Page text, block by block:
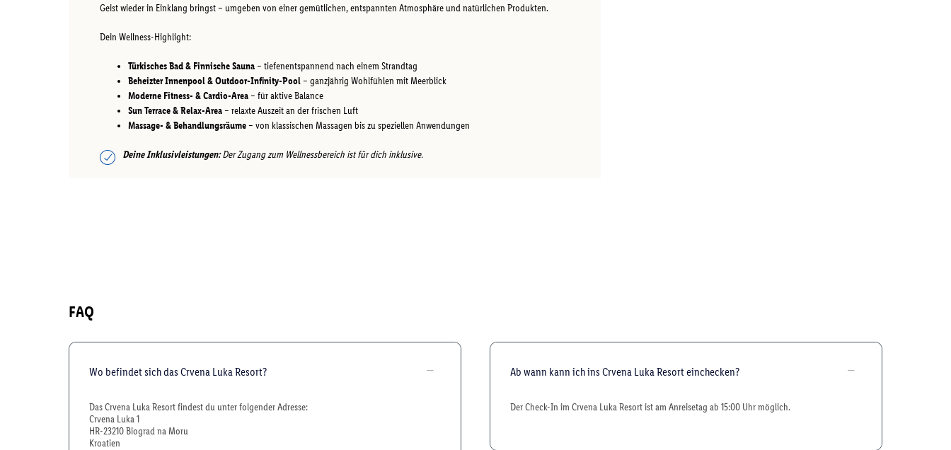
Geist wieder in Einklang bringst – umgeben von einer gemütlichen, entspannten Atmosphäre und natürlichen Produkten.
Dein Wellness-Highlight:
Türkisches Bad & Finnische Sauna– tiefenentspannend nach einem Strandtag
Beheizter Innenpool & Outdoor-Infinity-Pool– ganzjährig Wohlfühlen mit Meerblick
Moderne Fitness- & Cardio-Area– für aktive Balance
Sun Terrace & Relax-Area– relaxte Auszeit an der frischen Luft
Massage- & Behandlungsräume– von klassischen Massagen bis zu speziellen Anwendungen
Deine Inklusivleistungen:Der Zugang zum Wellnessbereich ist für dich inklusive.
FAQ
Wo befindet sich das Crvena Luka Resort?
Das Crvena Luka Resort findest du unter folgender Adresse:
Crvena Luka 1
HR-23210 Biograd na Moru
Kroatien
Ab wann kann ich ins Crvena Luka Resort einchecken?
Der Check-In im Crvena Luka Resort ist am Anreisetag ab 15:00 Uhr möglich.